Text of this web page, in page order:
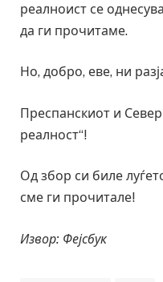
реалноист се
да ги прочитаме.
Но, добро, еве, ни
Преспанскиот и
реалност“!
Од збор си биле
сме ги прочитале!
Извор: Фејсбук